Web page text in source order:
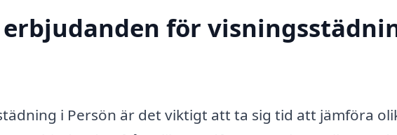
för
i Persön är det viktigt att ta sig tid att jämföra